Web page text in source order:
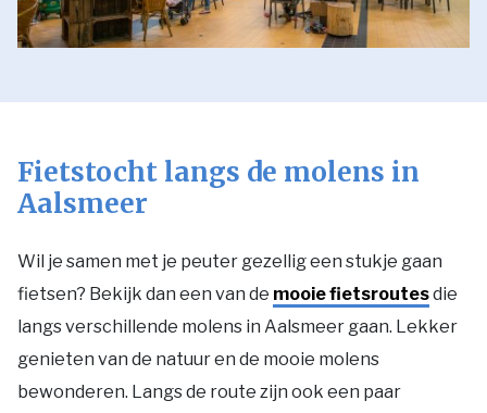
Fietstocht langs de molens in
Aalsmeer
Wil je samen met je peuter gezellig een stukje gaan
fietsen? Bekijk dan een van de mooie fietsroutesdie
langs verschillende molens in Aalsmeer gaan. Lekker
genieten van de natuur en de mooie molens
bewonderen. Langs de route zijn ook een paar